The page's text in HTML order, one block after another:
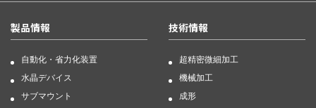
製品情報
自動化・省力化装置
水晶デバイス
サブマウント
技術情報
超精密微細加工
機械加工
成形